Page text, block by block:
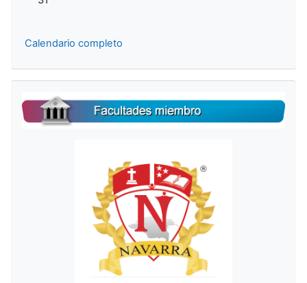
Calendario completo